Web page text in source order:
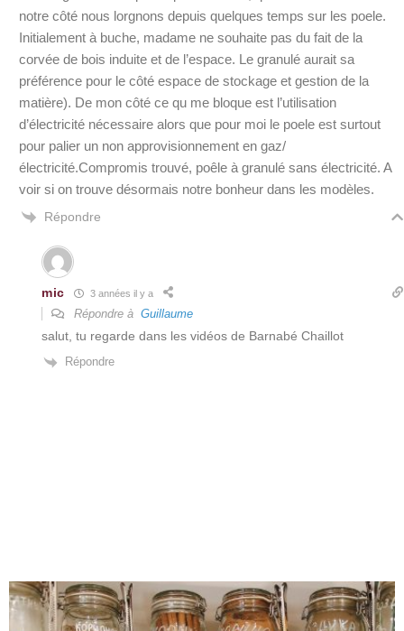
notre côté nous lorgnons depuis quelques temps sur les poele.
Initialement à buche, madame ne souhaite pas du fait de la
corvée de bois induite et de l’espace. Le granulé aurait sa
préférence pour le côté espace de stockage et gestion de la
matière). De mon côté ce qu me bloque est l’utilisation
d’électricité nécessaire alors que pour moi le poele est surtout
pour palier un non approvisionnement en gaz/
électricité.Compromis trouvé, poêle à granulé sans électricité. A
voir si on trouve désormais notre bonheur dans les modèles.
Répondre
mic 3 années il y a
Répondre à Guillaume
salut, tu regarde dans les vidéos de Barnabé Chaillot
Répondre